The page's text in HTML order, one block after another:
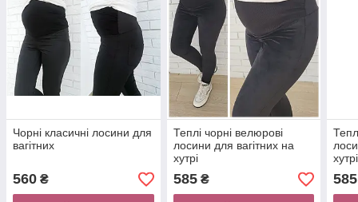
Чорні класичні лосини для
вагітних
560 ₴
Теплі чорні велюрові
лосини для вагітних на
хутрі
585₴
хутрі
585